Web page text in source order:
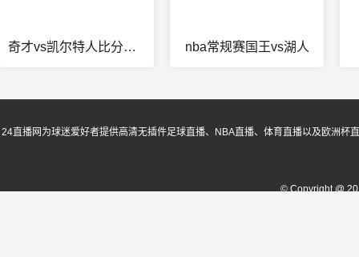
奇才vs凯尔特人比分结果 nba常规赛国王vs湖人
24直播网为球迷爱好者提供高清无插件足球直播、NBA直播、体育直播以及欧洲
© Copyright @